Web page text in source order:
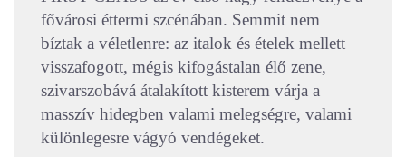
fővárosi éttermi szcénában. Semmit nem
bíztak a véletlenre: az italok és ételek mellett
visszafogott, mégis kifogástalan élő zene,
szivarszobává átalakított kisterem várja a
masszív hidegben valami melegségre, valami
különlegesre vágyó vendégeket.